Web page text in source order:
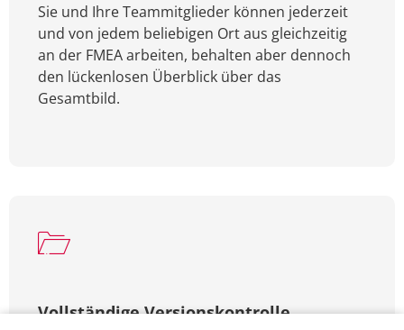
Sie und Ihre Teammitglieder können jederzeit
und von jedem beliebigen Ort aus gleichzeitig
an der FMEA arbeiten, behalten aber dennoch
den lückenlosen Überblick über das
Gesamtbild.
Vollständige Versionskontrolle